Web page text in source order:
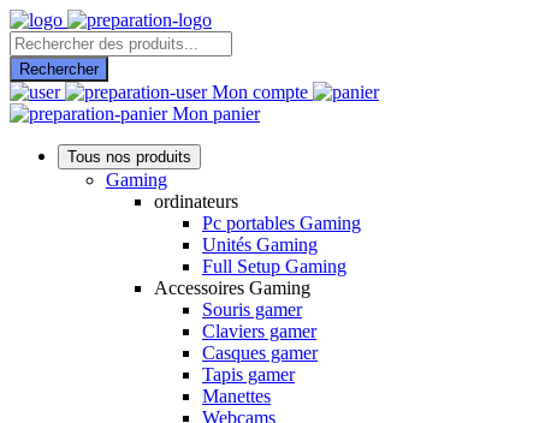
Recherche
de
produits
Rechercher
Mon compte
Mon panier
Tous nos produits
Gaming
ordinateurs
Pc portables Gaming
Unités Gaming
Full Setup Gaming
Accessoires Gaming
Souris gamer
Claviers gamer
Casques gamer
Tapis gamer
Manettes
Webcams